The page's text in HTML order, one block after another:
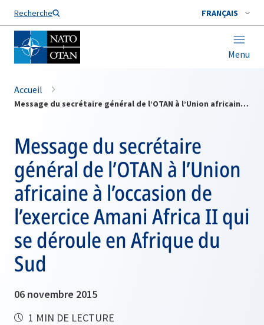
Recherche FRANÇAIS
Menu
Nom de famille*
Accueil
Message du secrétaire général de l’OTAN à l’Union africaine à l’occasion de l’exercice Amani Africa II qui se déroule en Afrique du Sud
Message du secrétaire
général de l’OTAN à l’Union
africaine à l’occasion de
l’exercice Amani Africa II qui
se déroule en Afrique du
Sud
06 novembre 2015
1 MIN DE LECTURE